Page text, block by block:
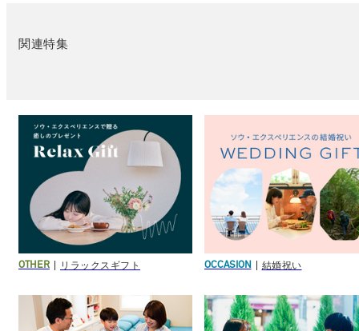
関連特集
OTHER リラックスギフト OCCASION 結婚祝い